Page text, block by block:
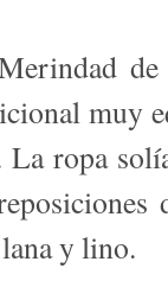
de
muy
La ropa
y lino.